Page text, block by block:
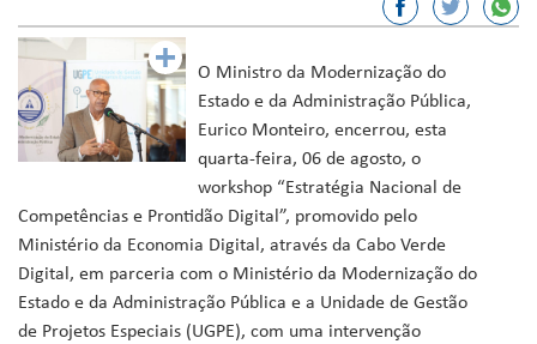
O Ministro da Modernização do
Estado e da Administração Pública,
Eurico Monteiro, encerrou, esta
quarta-feira, 06 de agosto, o
workshop “Estratégia Nacional de
Competências e Prontidão Digital”, promovido pelo
Ministério da Economia Digital, através da Cabo Verde
Digital, em parceria com o Ministério da Modernização do
Estado e da Administração Pública e a Unidade de Gestão
de Projetos Especiais (UGPE), com uma intervenção